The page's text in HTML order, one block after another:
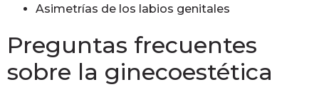
Asimetrías de los labios genitales
Preguntas frecuentes
sobre la ginecoestética